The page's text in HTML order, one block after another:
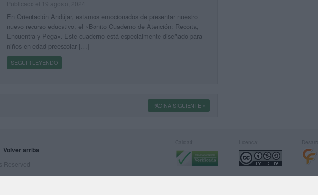
En Orientación Andújar, estamos emocionados de presentar nuestro
nuevo recurso educativo, el «Bonito Cuaderno de Atención: Recorta,
Encuentra y Pega». Este cuaderno está especialmente diseñado para
niños en edad preescolar […]
SEGUIR LEYENDO
PÁGINA SIGUIENTE »
Volver arriba